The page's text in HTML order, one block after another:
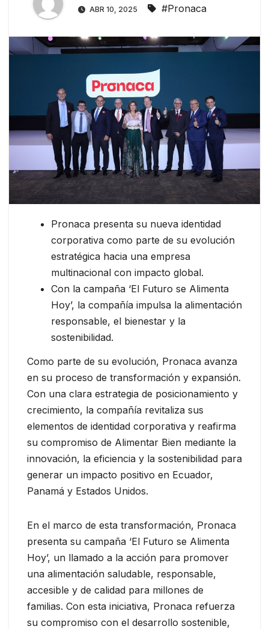
ABR 10, 2025 #Pronaca
Pronaca presenta su nueva identidad
corporativa como parte de su evolución
estratégica hacia una empresa
multinacional con impacto global.
Con la campaña ‘El Futuro se Alimenta
Hoy’, la compañía impulsa la alimentación
responsable, el bienestar y la
sostenibilidad.
Como parte de su evolución, Pronaca avanza
en su proceso de transformación y expansión.
Con una clara estrategia de posicionamiento y
crecimiento, la compañía revitaliza sus
elementos de identidad corporativa y reafirma
su compromiso de Alimentar Bien mediante la
innovación, la eficiencia y la sostenibilidad para
generar un impacto positivo en Ecuador,
Panamá y Estados Unidos.
En el marco de esta transformación, Pronaca
presenta su campaña ‘El Futuro se Alimenta
Hoy’, un llamado a la acción para promover
una alimentación saludable, responsable,
accesible y de calidad para millones de
familias. Con esta iniciativa, Pronaca refuerza
su compromiso con el desarrollo sostenible,